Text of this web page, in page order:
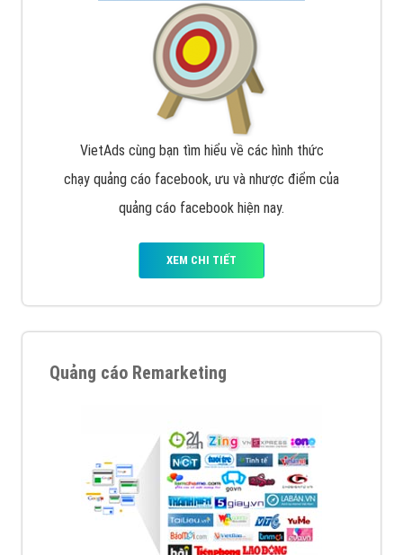
VietAds cùng bạn tìm hiểu về các hình thức
chạy quảng cáo facebook, ưu và nhược điểm của
quảng cáo facebook hiện nay.
XEM CHI TIẾT
Quảng cáo Remarketing